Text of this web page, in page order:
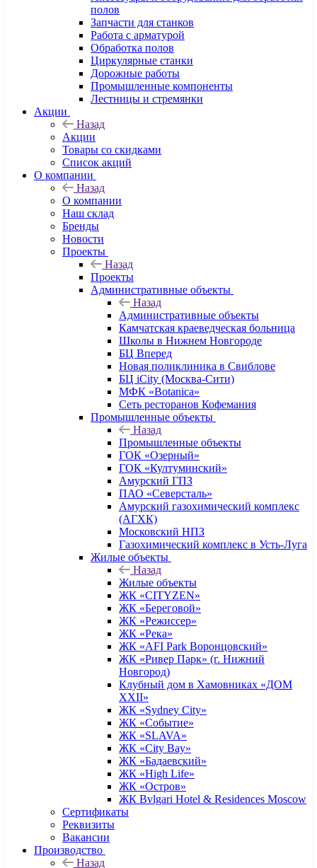
полов
Запчасти для станков
Работа с арматурой
Обработка полов
Циркулярные станки
Дорожные работы
Промышленные компоненты
Лестницы и стремянки
Акции
Назад
Акции
Товары со скидками
Список акций
О компании
Назад
О компании
Наш склад
Бренды
Новости
Проекты
Назад
Проекты
Административные объекты
Назад
Административные объекты
Камчатская краеведческая больница
Школы в Нижнем Новгороде
БЦ Вперед
Новая поликлиника в Свиблове
БЦ iCity (Москва-Сити)
МФК «Botanica»
Сеть ресторанов Кофемания
Промышленные объекты
Назад
Промышленные объекты
ГОК «Озерный»
ГОК «Култуминский»
Амурский ГПЗ
ПАО «Северсталь»
Амурский газохимический комплекс
(АГХК)
Московский НПЗ
Газохимический комплекс в Усть-Луга
Жилые объекты
Назад
Жилые объекты
ЖК «CITYZEN»
ЖК «Береговой»
ЖК «Режиссер»
ЖК «Река»
ЖК «AFI Park Воронцовский»
ЖК «Ривер Парк» (г. Нижний
Новгород)
Клубный дом в Хамовниках «ДОМ
XXII»
ЖК «Sydney City»
ЖК «Событие»
ЖК «SLAVA»
ЖК «City Bay»
ЖК «Бадаевский»
ЖК «High Life»
ЖК «Остров»
ЖК Bvlgari Hotel & Residences Moscow
Сертификаты
Реквизиты
Вакансии
Производство
Назад